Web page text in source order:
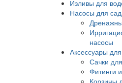
Изливы для
Насосы для
насосы
Аксессуары
Сачки
Фитинги
Корзины